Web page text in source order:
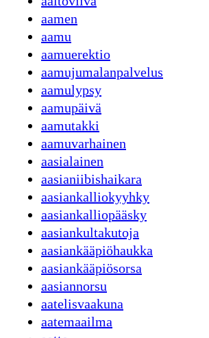
aamen
aamu
aamuerektio
aamujumalanpalvelus
aamulypsy
aamupäivä
aamutakki
aamuvarhainen
aasialainen
aasianiibishaikara
aasiankalliokyyhky
aasiankalliopääsky
aasiankultakutoja
aasiankääpiöhaukka
aasiankääpiösorsa
aasiannorsu
aatelisvaakuna
aatemaailma